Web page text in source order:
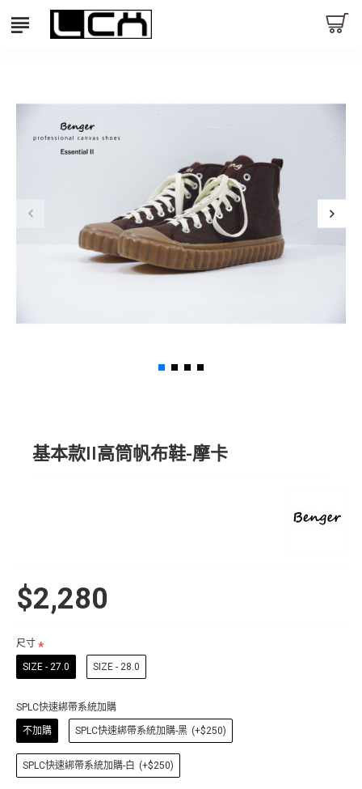
基本款II高筒帆布鞋-摩卡
$2,280
尺寸
SIZE - 27.0 SIZE - 28.0
SPLC快速綁帶系統加購
不加購 SPLC快速綁帶系統加購-黑 (+$250)
SPLC快速綁帶系統加購-白 (+$250)